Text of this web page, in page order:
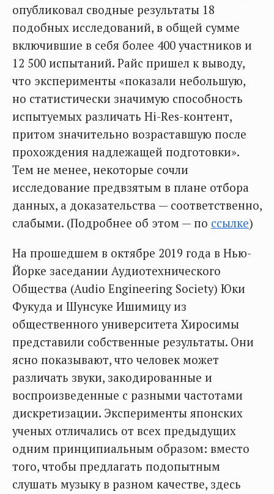
опубликовал сводные результаты 18
подобных исследований, в общей сумме
включившие в себя более 400 участников и
12 500 испытаний. Райс пришел к выводу,
что эксперименты «показали небольшую,
но статистически значимую способность
испытуемых различать Hi-Res-контент,
притом значительно возраставшую после
прохождения надлежащей подготовки».
Тем не менее, некоторые сочли
исследование предвзятым в плане отбора
данных, а доказательства — соответственно,
слабыми. (Подробнее об этом — по ссылке)
На прошедшем в октябре 2019 года в Нью-
Йорке заседании Аудиотехнического
Общества (Audio Engineering Society) Юки
Фукуда и Шунсуке Ишимицу из
общественного университета Хиросимы
представили собственные результаты. Они
ясно показывают, что человек может
различать звуки, закодированные и
воспроизведенные с разными частотами
дискретизации. Эксперименты японских
ученых отличались от всех предыдущих
одним принципиальным образом: вместо
того, чтобы предлагать подопытным
слушать музыку в разном качестве, здесь